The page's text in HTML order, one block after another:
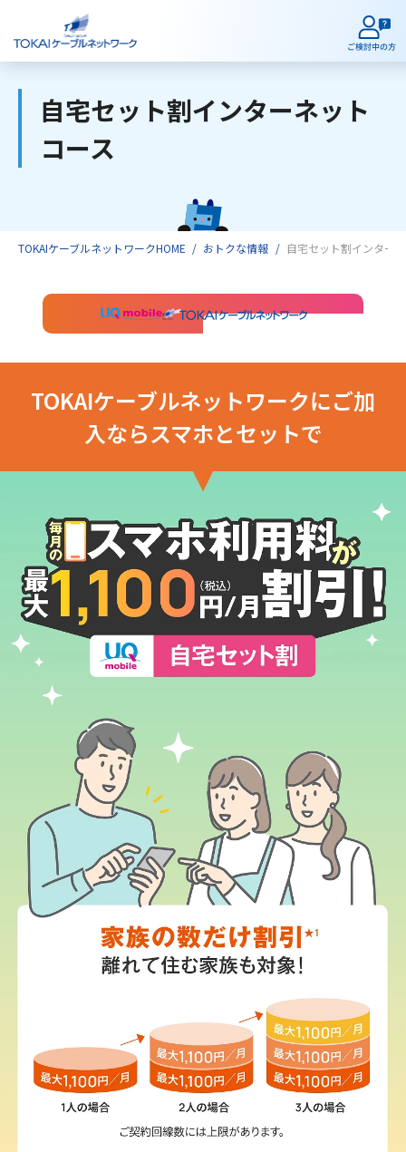
ご検討中のお客様
サービスのご案内
インターネット
電話
おトクな情報 料金
お電話でのお問い合わせ
受付時間：9:30〜18:00 年中無休
Webメール
パンフレット・チラシ
自宅セット割インターネット
コース
TOKAIケーブルネットワークHOME おトクな情報 自宅セット割インター
TOKAIケーブルネットワークにご加
入ならスマホとセットで